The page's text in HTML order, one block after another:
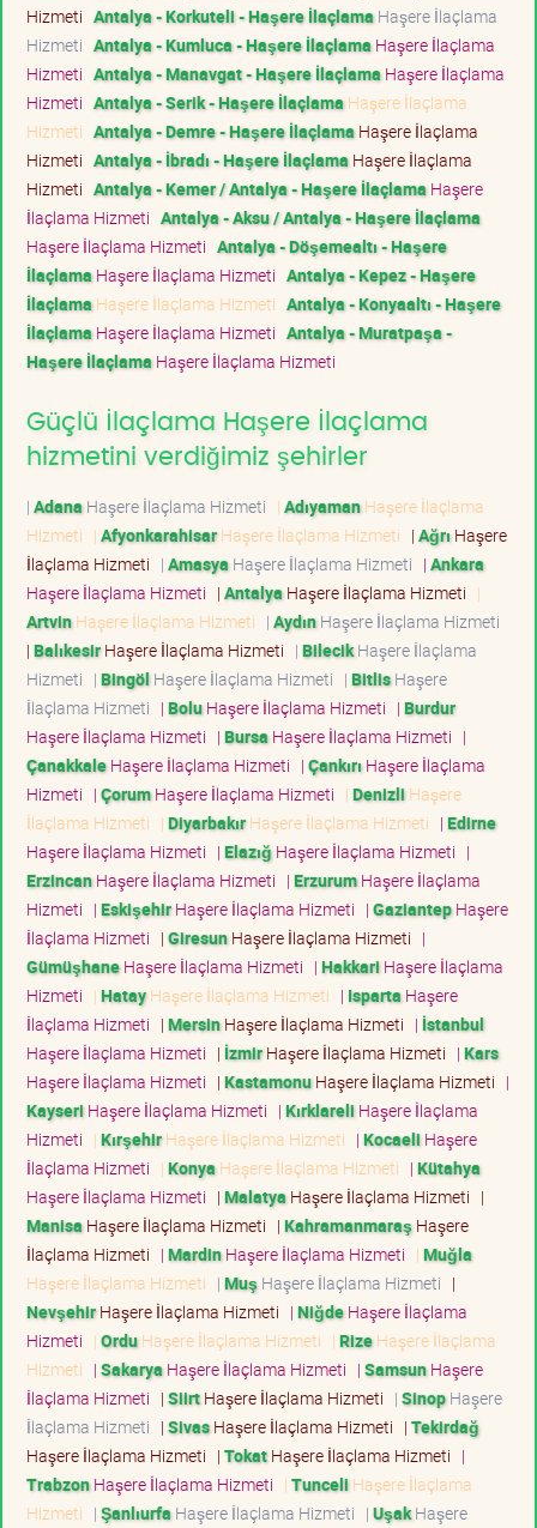
Hizmeti Antalya - Korkuteli - Haşere İlaçlama Haşere İlaçlama
Hizmeti Antalya - Kumluca - Haşere İlaçlama Haşere İlaçlama
Hizmeti Antalya - Manavgat - Haşere İlaçlama Haşere İlaçlama
Hizmeti Antalya - Serik - Haşere İlaçlama Haşere İlaçlama
Hizmeti Antalya - Demre - Haşere İlaçlama Haşere İlaçlama
Hizmeti Antalya - İbradı - Haşere İlaçlama Haşere İlaçlama
Hizmeti Antalya - Kemer / Antalya - Haşere İlaçlama Haşere
İlaçlama Hizmeti Antalya - Aksu / Antalya - Haşere İlaçlama
Haşere İlaçlama Hizmeti Antalya - Döşemealtı - Haşere
İlaçlama Haşere İlaçlama Hizmeti Antalya - Kepez - Haşere
İlaçlama Haşere İlaçlama Hizmeti Antalya - Konyaaltı - Haşere
İlaçlama Haşere İlaçlama Hizmeti Antalya - Muratpaşa -
Haşere İlaçlama Haşere İlaçlama Hizmeti
Güçlü İlaçlama Haşere İlaçlama
hizmetini verdiğimiz şehirler
| Adana Haşere İlaçlama Hizmeti | AdıyamanHaşere İlaçlama
Hizmeti | AfyonkarahisarHaşere İlaçlama Hizmeti | Ağrı Haşere
İlaçlama Hizmeti | Amasya Haşere İlaçlama Hizmeti | Ankara
Haşere İlaçlama Hizmeti | Antalya Haşere İlaçlama Hizmeti |
ArtvinHaşere İlaçlama Hizmeti | AydınHaşere İlaçlama Hizmeti
| BalıkesirHaşere İlaçlama Hizmeti | BilecikHaşere İlaçlama
Hizmeti | Bingöl Haşere İlaçlama Hizmeti | BitlisHaşere
İlaçlama Hizmeti | BoluHaşere İlaçlama Hizmeti | Burdur
Haşere İlaçlama Hizmeti | Bursa Haşere İlaçlama Hizmeti |
ÇanakkaleHaşere İlaçlama Hizmeti | Çankırı Haşere İlaçlama
Hizmeti | ÇorumHaşere İlaçlama Hizmeti | Denizli Haşere
İlaçlama Hizmeti | DiyarbakırHaşere İlaçlama Hizmeti | Edirne
Haşere İlaçlama Hizmeti | Elazığ Haşere İlaçlama Hizmeti |
ErzincanHaşere İlaçlama Hizmeti | ErzurumHaşere İlaçlama
Hizmeti | EskişehirHaşere İlaçlama Hizmeti | GaziantepHaşere
İlaçlama Hizmeti | GiresunHaşere İlaçlama Hizmeti |
GümüşhaneHaşere İlaçlama Hizmeti | Hakkari Haşere İlaçlama
Hizmeti | HatayHaşere İlaçlama Hizmeti | Isparta Haşere
İlaçlama Hizmeti | MersinHaşere İlaçlama Hizmeti | İstanbul
Haşere İlaçlama Hizmeti | İzmirHaşere İlaçlama Hizmeti | Kars
Haşere İlaçlama Hizmeti | KastamonuHaşere İlaçlama Hizmeti |
Kayseri Haşere İlaçlama Hizmeti | Kırklareli Haşere İlaçlama
Hizmeti | KırşehirHaşere İlaçlama Hizmeti | Kocaeli Haşere
İlaçlama Hizmeti | Konya Haşere İlaçlama Hizmeti | Kütahya
Haşere İlaçlama Hizmeti | Malatya Haşere İlaçlama Hizmeti |
Manisa Haşere İlaçlama Hizmeti | Kahramanmaraş Haşere
İlaçlama Hizmeti | MardinHaşere İlaçlama Hizmeti | Muğla
Haşere İlaçlama Hizmeti | Muş Haşere İlaçlama Hizmeti |
NevşehirHaşere İlaçlama Hizmeti | NiğdeHaşere İlaçlama
Hizmeti | OrduHaşere İlaçlama Hizmeti | RizeHaşere İlaçlama
Hizmeti | Sakarya Haşere İlaçlama Hizmeti | SamsunHaşere
İlaçlama Hizmeti | SiirtHaşere İlaçlama Hizmeti | SinopHaşere
İlaçlama Hizmeti | SivasHaşere İlaçlama Hizmeti | Tekirdağ
Haşere İlaçlama Hizmeti | TokatHaşere İlaçlama Hizmeti |
TrabzonHaşere İlaçlama Hizmeti | Tunceli Haşere İlaçlama
Hizmeti | Şanlıurfa Haşere İlaçlama Hizmeti | UşakHaşere